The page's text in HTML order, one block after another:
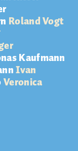
Roland Vogt
Kaufmann
Ivan
Veronica